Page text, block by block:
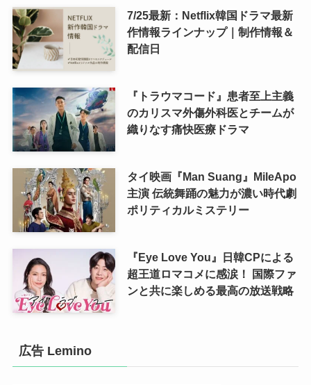
7/25最新：Netflix韓国ドラマ最新
作情報ラインナップ｜制作情報＆
配信日
『トラウマコード』患者至上主義
のカリスマ外傷外科医とチームが
織りなす痛快医療ドラマ
タイ映画『Man Suang』MileApo
主演 伝統舞踊の魅力が濃い時代劇
ポリティカルミステリー
『Eye Love You』日韓CPによる
超王道ロマコメに感涙！ 国際ファ
ンと共に楽しめる最高の放送戦略
広告 Lemino